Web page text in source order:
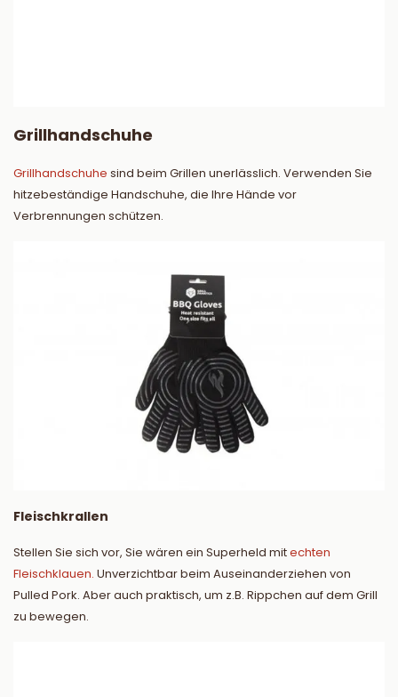
Grillhandschuhe
Grillhandschuhe sind beim Grillen unerlässlich. Verwenden Sie
hitzebeständige Handschuhe, die Ihre Hände vor
Verbrennungen schützen.
Fleischkrallen
Stellen Sie sich vor, Sie wären ein Superheld mitechten
Fleischklauen. Unverzichtbar beim Auseinanderziehen von
Pulled Pork. Aber auch praktisch, um z.B. Rippchen auf dem Grill
zu bewegen.